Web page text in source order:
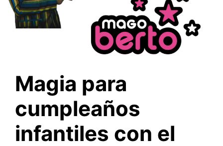
Magia para
cumpleaños
infantiles con el